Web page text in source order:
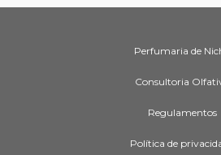
Perfumaria de
Consultoria
Regulamentos
Política de